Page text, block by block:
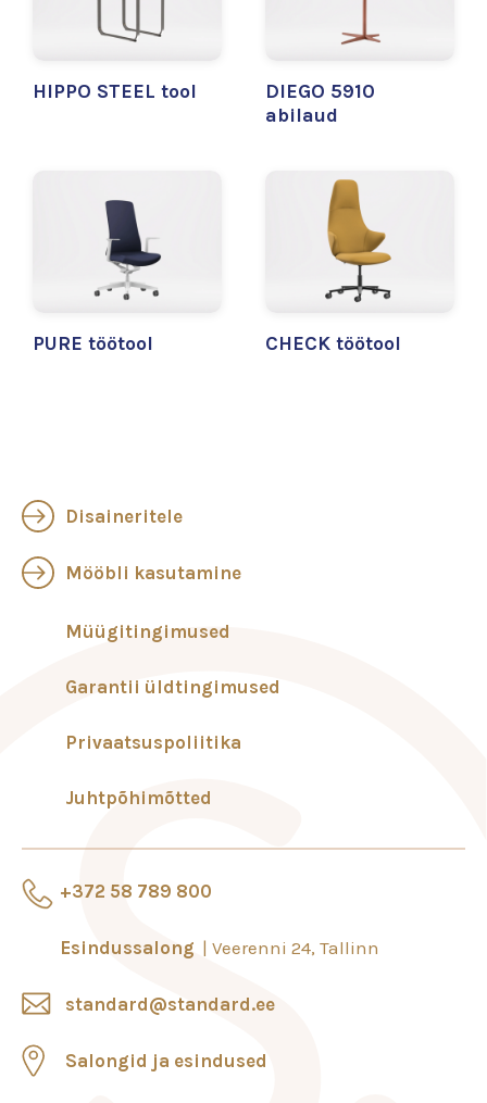
HIPPO STEEL tool
DIEGO 5910
abilaud
PURE töötool CHECK töötool
+372 58 789 800
Esindussalong Veerenni 24, Tallinn
standard@standard.ee
Salongid ja esindused
Disaineritele
Mööbli kasutamine
Müügitingimused
Garantii üldtingimused
Privaatsuspoliitika
Juhtpõhimõtted